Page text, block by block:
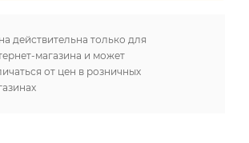
действительна только для
магазина и может
от цен в розничных